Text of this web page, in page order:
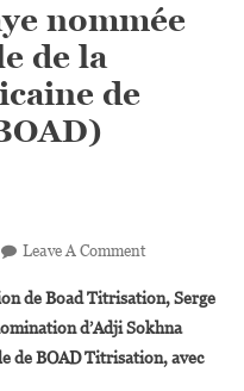
nommée
de la
de
Leave A CommentOn
Sokhna
M’baye
Nommée
de Boad Titrisation, Serge
d’Adji Sokhna
de BOAD Titrisation, avec